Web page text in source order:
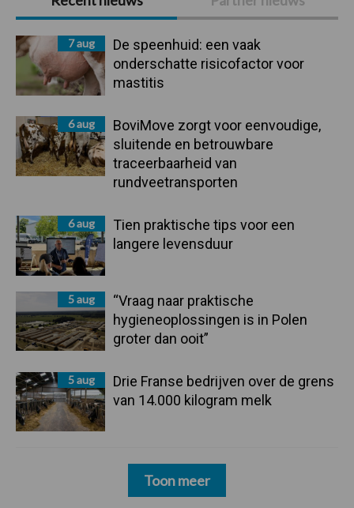
Sidebar
7 aug
De speenhuid: een vaak
onderschatte risicofactor voor
mastitis
6 aug
BoviMove zorgt voor eenvoudige,
sluitende en betrouwbare
traceerbaarheid van
rundveetransporten
6 aug
Tien praktische tips voor een
langere levensduur
5 aug
“Vraag naar praktische
hygieneoplossingen is in Polen
groter dan ooit”
5 aug
Drie Franse bedrijven over de grens
van 14.000 kilogram melk
Toon meer